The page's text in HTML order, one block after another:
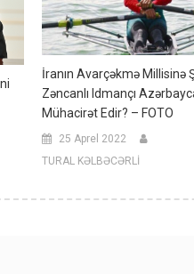
İranın Avarçəkmə Millisinə
Zəncanlı Idmançı
Mühacirət Edir? – FOTO
25 Aprel 2022
TURAL KƏLBƏCƏRLİ